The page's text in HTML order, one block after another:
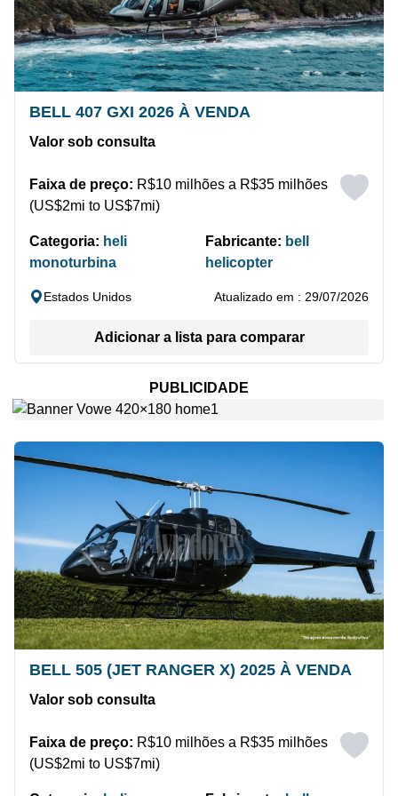
BELL 407 GXI 2026 À VENDA
Valor sob consulta
Faixa de preço: R$10 milhões a R$35 milhões
(US$2mi to US$7mi)
Categoria: heli
monoturbina
Fabricante: bell
helicopter
Estados Unidos Atualizado em : 29/07/2026
Adicionar a lista para comparar
PUBLICIDADE
BELL 505 (JET RANGER X) 2025 À VENDA
Valor sob consulta
Faixa de preço: R$10 milhões a R$35 milhões
(US$2mi to US$7mi)